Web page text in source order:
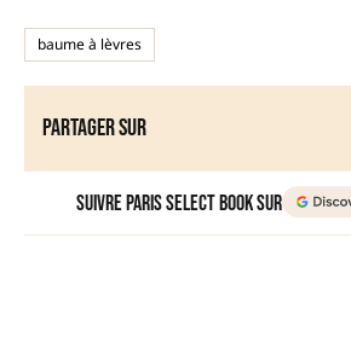
baume à lèvres
Partager sur
Suivre Paris Select Book sur